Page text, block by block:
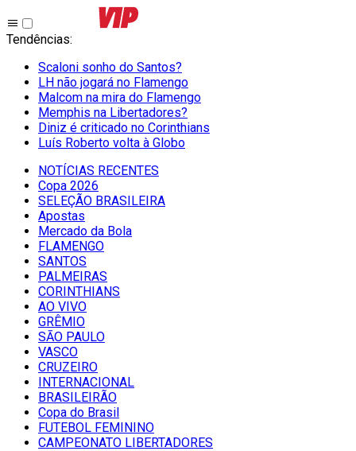
Tendências:
Scaloni sonho do Santos?
LH não jogará no Flamengo
Malcom na mira do Flamengo
Memphis na Libertadores?
Diniz é criticado no Corinthians
Luís Roberto volta à Globo
NOTÍCIAS RECENTES
Copa 2026
SELEÇÃO BRASILEIRA
Apostas
Mercado da Bola
FLAMENGO
SANTOS
PALMEIRAS
CORINTHIANS
AO VIVO
GRÊMIO
SĀO PAULO
VASCO
CRUZEIRO
INTERNACIONAL
BRASILEIRÃO
Copa do Brasil
FUTEBOL FEMININO
CAMPEONATO LIBERTADORES